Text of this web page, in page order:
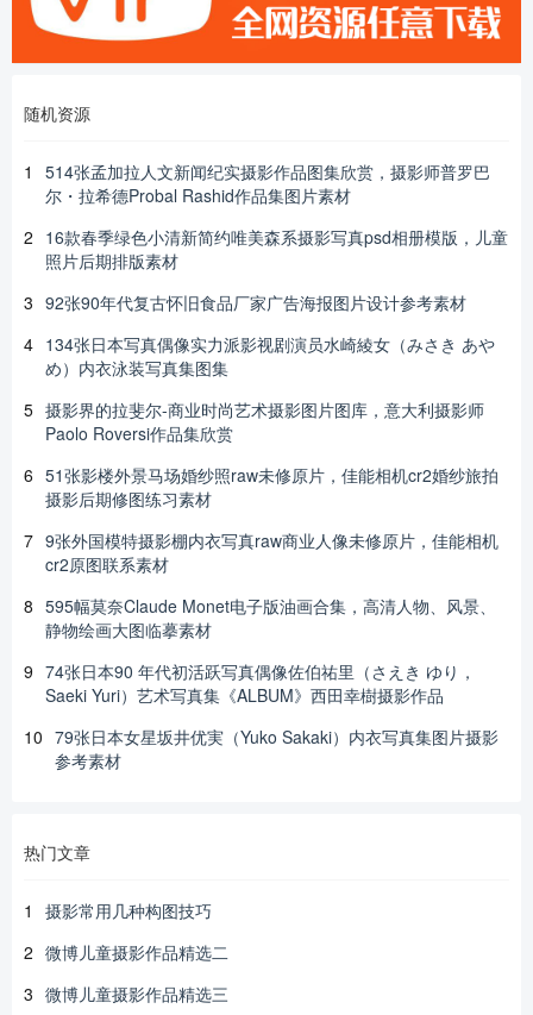
随机资源
1
514张孟加拉人文新闻纪实摄影作品图集欣赏，摄影师普罗巴
尔・拉希德Probal Rashid作品集图片素材
2 16款春季绿色小清新简约唯美森系摄影写真psd相册模版，儿童
照片后期排版素材
3 92张90年代复古怀旧食品厂家广告海报图片设计参考素材
4 134张日本写真偶像实力派影视剧演员水崎綾女（みさき あや
め）内衣泳装写真集图集
5 摄影界的拉斐尔-商业时尚艺术摄影图片图库，意大利摄影师
Paolo Roversi作品集欣赏
6 51张影楼外景马场婚纱照raw未修原片，佳能相机cr2婚纱旅拍
摄影后期修图练习素材
7 9张外国模特摄影棚内衣写真raw商业人像未修原片，佳能相机
cr2原图联系素材
8 595幅莫奈Claude Monet电子版油画合集，高清人物、风景、
静物绘画大图临摹素材
9 74张日本90 年代初活跃写真偶像佐伯祐里（さえき ゆり，
Saeki Yuri）艺术写真集《ALBUM》西田幸樹摄影作品
10 79张日本女星坂井优実（Yuko Sakaki）内衣写真集图片摄影
参考素材
热门文章
1
摄影常用几种构图技巧
2 微博儿童摄影作品精选二
3 微博儿童摄影作品精选三